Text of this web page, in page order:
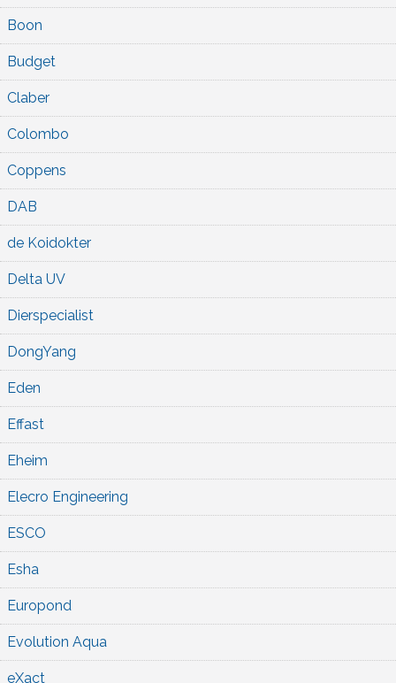
Boon
Budget
Claber
Colombo
Coppens
DAB
de Koidokter
Delta UV
Dierspecialist
DongYang
Eden
Effast
Eheim
Elecro Engineering
ESCO
Esha
Europond
Evolution Aqua
eXact